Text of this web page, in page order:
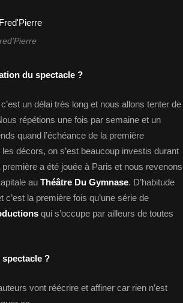
du spectacle ?
un délai très long et nous allons tenter de
répétions une fois par semaine et un
quand l’échéance de la première
décors, on s’est beaucoup investis durant
a été jouée à Paris et nous revenons
au Théâtre Du Gymnase. D’habitude
la première fois qu’une série de
qui s’occupe par ailleurs de toutes
?
vont réécrire et affiner car rien n’est